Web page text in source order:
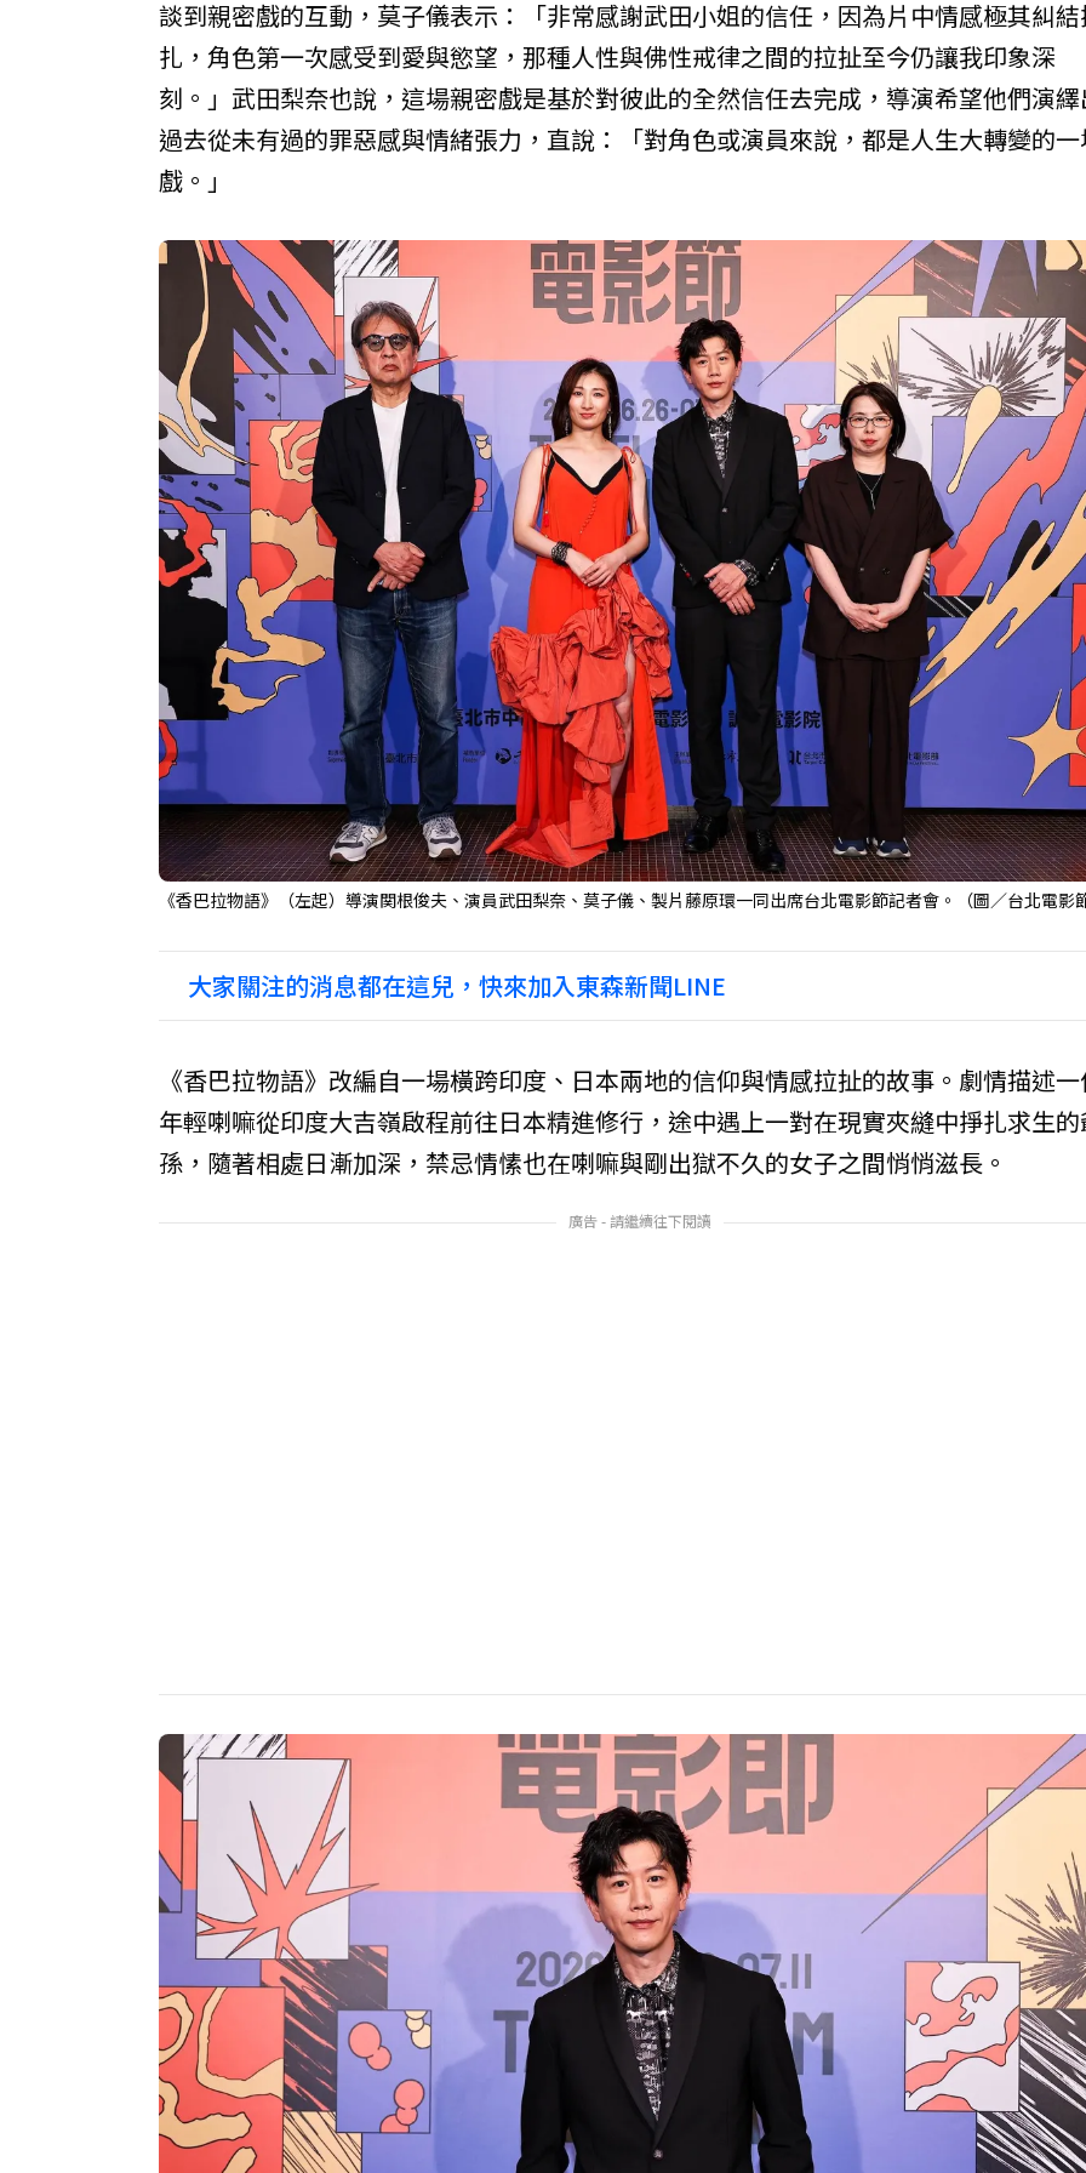
談到親密戲的互動，莫子儀表示：「非常感謝武田小姐的信任，因為片中情感極其糾
扎，角色第一次感受到愛與慾望，那種人性與佛性戒律之間的拉扯至今仍讓我印象深
刻。」武田梨奈也說，這場親密戲是基於對彼此的全然信任去完成，導演希望他們演
過去從未有過的罪惡感與情緒張力，直說：「對角色或演員來說，都是人生大轉變的
戲。」
《香巴拉物語》（左起）導演関根俊夫、演員武田梨奈、莫子儀、製片藤原環一同出席台北電影節記者會。（圖／台北電影
大家關注的消息都在這兒，快來加入東森新聞LINE
《香巴拉物語》改編自一場橫跨印度、日本兩地的信仰與情感拉扯的故事。劇情描述
年輕喇嘛從印度大吉嶺啟程前往日本精進修行，途中遇上一對在現實夾縫中掙扎求生
孫，隨著相處日漸加深，禁忌情愫也在喇嘛與剛出獄不久的女子之間悄悄滋長。
廣告 - 請繼續往下閱讀